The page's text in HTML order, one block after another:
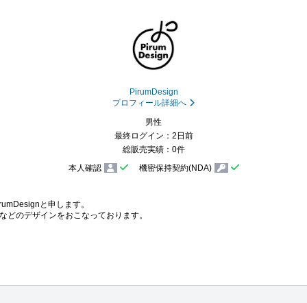
PirumDesign
プロフィール詳細へ
男性
最終ログイン：2日前
総販売実績：0件
本人確認
機密保持契約(NDA)
と申します。
どのデザインをおこなっております。